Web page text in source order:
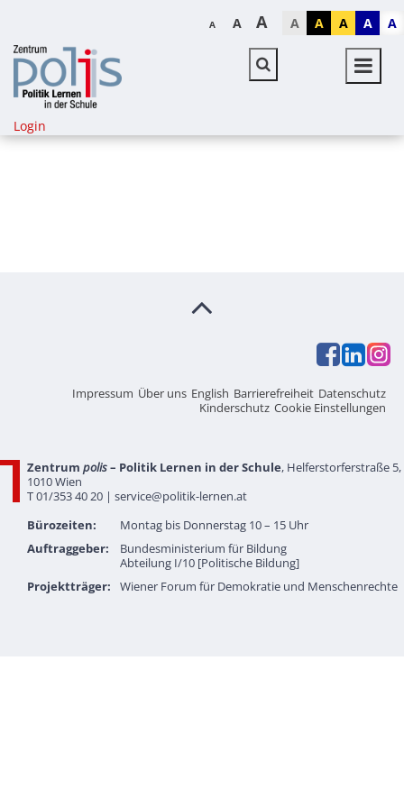
A A A A A A A A
Login
Impressum Über uns English Barrierefreiheit Datenschutz
Kinderschutz Cookie Einstellungen
Zentrum polis– Politik Lernen in der Schule, Helferstorferstraße 5,
1010 Wien
T 01/353 40 20 | service@politik-lernen.at
Bürozeiten:
Montag bis Donnerstag 10 – 15 Uhr
Auftraggeber:
Bundesministerium für Bildung
Abteilung I/10 [Politische Bildung]
Projektträger:
Wiener Forum für Demokratie und Menschenrechte